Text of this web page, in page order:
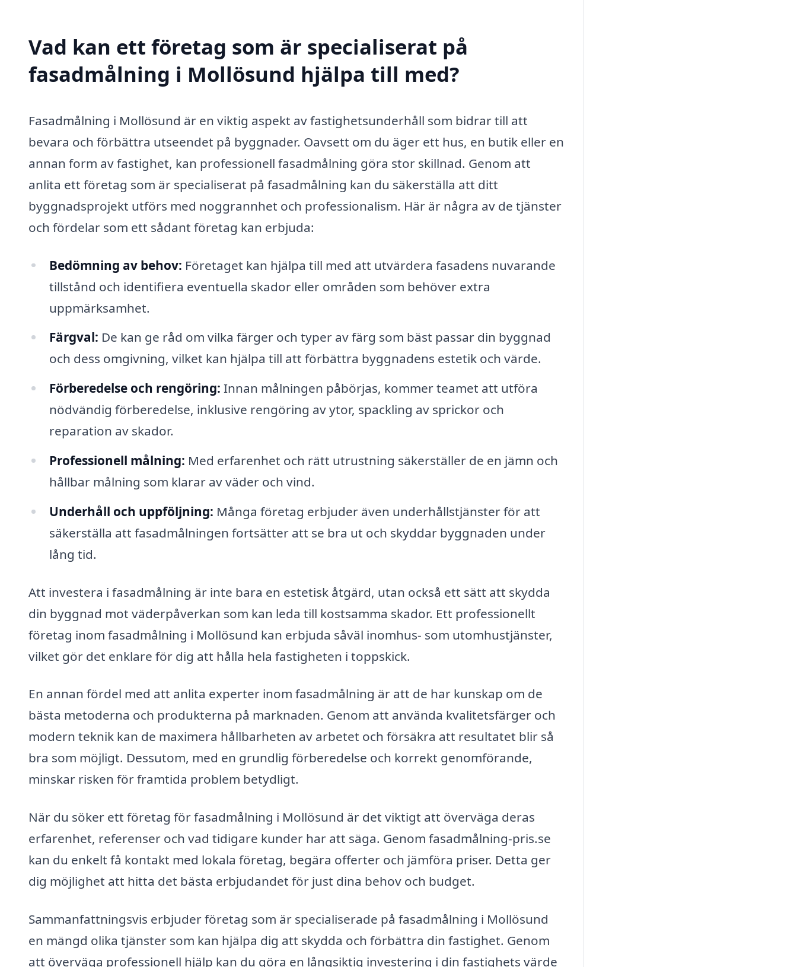
Vad kan ett företag som är specialiserat på
fasadmålning i Mollösund hjälpa till med?
Fasadmålning i Mollösund är en viktig aspekt av fastighetsunderhåll som bidrar till att
bevara och förbättra utseendet på byggnader. Oavsett om du äger ett hus, en butik eller en
annan form av fastighet, kan professionell fasadmålning göra stor skillnad. Genom att
anlita ett företag som är specialiserat på fasadmålning kan du säkerställa att ditt
byggnadsprojekt utförs med noggrannhet och professionalism. Här är några av de tjänster
och fördelar som ett sådant företag kan erbjuda:
Bedömning av behov: Företaget kan hjälpa till med att utvärdera fasadens nuvarande
tillstånd och identifiera eventuella skador eller områden som behöver extra
uppmärksamhet.
Färgval: De kan ge råd om vilka färger och typer av färg som bäst passar din byggnad
och dess omgivning, vilket kan hjälpa till att förbättra byggnadens estetik och värde.
Förberedelse och rengöring: Innan målningen påbörjas, kommer teamet att utföra
nödvändig förberedelse, inklusive rengöring av ytor, spackling av sprickor och
reparation av skador.
Professionell målning: Med erfarenhet och rätt utrustning säkerställer de en jämn och
hållbar målning som klarar av väder och vind.
Underhåll och uppföljning: Många företag erbjuder även underhållstjänster för att
säkerställa att fasadmålningen fortsätter att se bra ut och skyddar byggnaden under
lång tid.
Att investera i fasadmålning är inte bara en estetisk åtgärd, utan också ett sätt att skydda
din byggnad mot väderpåverkan som kan leda till kostsamma skador. Ett professionellt
företag inom fasadmålning i Mollösund kan erbjuda såväl inomhus- som utomhustjänster,
vilket gör det enklare för dig att hålla hela fastigheten i toppskick.
En annan fördel med att anlita experter inom fasadmålning är att de har kunskap om de
bästa metoderna och produkterna på marknaden. Genom att använda kvalitetsfärger och
modern teknik kan de maximera hållbarheten av arbetet och försäkra att resultatet blir så
bra som möjligt. Dessutom, med en grundlig förberedelse och korrekt genomförande,
minskar risken för framtida problem betydligt.
När du söker ett företag för fasadmålning i Mollösund är det viktigt att överväga deras
erfarenhet, referenser och vad tidigare kunder har att säga. Genom fasadmålning-pris.se
kan du enkelt få kontakt med lokala företag, begära offerter och jämföra priser. Detta ger
dig möjlighet att hitta det bästa erbjudandet för just dina behov och budget.
Sammanfattningsvis erbjuder företag som är specialiserade på fasadmålning i Mollösund
en mängd olika tjänster som kan hjälpa dig att skydda och förbättra din fastighet. Genom
att överväga professionell hjälp kan du göra en långsiktig investering i din fastighets värde